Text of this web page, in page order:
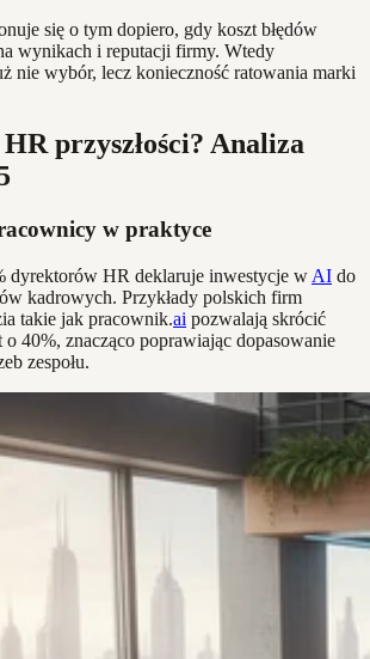
się o tym dopiero, gdy koszt błędów
wynikach i reputacji firmy. Wtedy
nie wybór, lecz konieczność ratowania marki
przyszłości? Analiza
w praktyce
dyrektorów HR deklaruje inwestycje w AI do
kadrowych. Przykłady polskich firm
takie jak pracownik.ai pozwalają skrócić
o 40%, znacząco poprawiając dopasowanie
zespołu.